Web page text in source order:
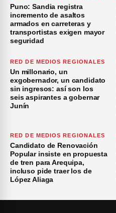
Puno: Sandia registra
incremento de asaltos
armados en carreteras y
transportistas exigen mayor
seguridad
RED DE MEDIOS REGIONALES
Un millonario, un
exgobernador, un candidato
sin ingresos: así son los
seis aspirantes a gobernar
Junín
RED DE MEDIOS REGIONALES
Candidato de Renovación
Popular insiste en propuesta
de tren para Arequipa,
incluso pide traer los de
López Aliaga